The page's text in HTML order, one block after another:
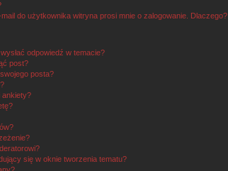
do użytkownika witryna prosi mnie o zalogowanie. Dlaczego?
odpowiedź w temacie?
post?
posta?
ankiety?
się w oknie tworzenia tematu?